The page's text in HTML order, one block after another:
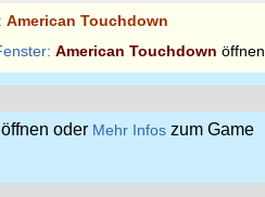
American Touchdown
American Touchdown öffnen
öffnen oder Mehr Infos zum Game